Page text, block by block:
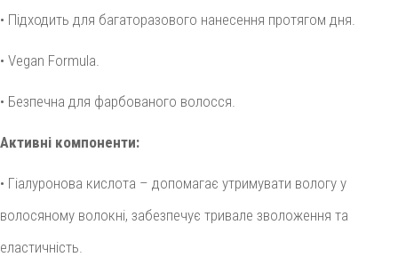
• Підходить для багаторазового нанесення протягом дня.
• Vegan Formula.
• Безпечна для фарбованого волосся.
Активні компоненти:
• Гіалуронова кислота – допомагає утримувати вологу у
волосяному волокні, забезпечує тривале зволоження та
еластичність.